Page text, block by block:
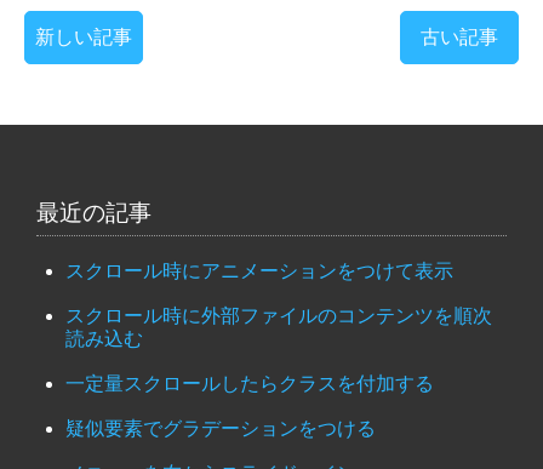
新しい記事 古い記事
最近の記事
スクロール時にアニメーションをつけて表示
スクロール時に外部ファイルのコンテンツを順次
読み込む
一定量スクロールしたらクラスを付加する
疑似要素でグラデーションをつける